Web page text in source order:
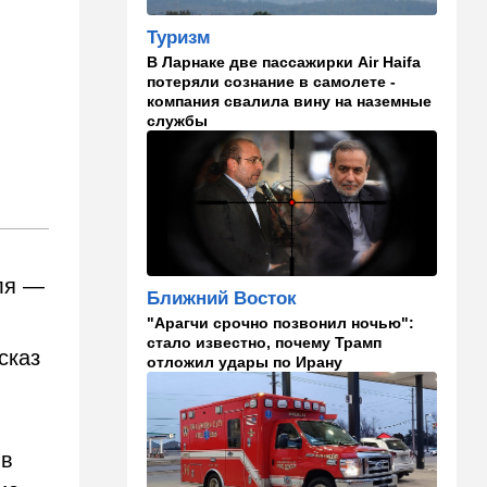
—
в "Мосаде"
00:07 Израиль
Стало известно, кому
принадлежит тело,
найденное в районе Петах-
Тиквы
Общество
Помогите найти: пропала
Эльмира из Рамат-Гана
23:35 Мнения
Безо всяких табу
22:20 Израиль
Проживающий в России
израильтянин прямо с
самолета угодил в ШАБАК
21:48 Израиль
"Сумасшедшие рулят
Туризм
В Ларнаке две пассажирки Air Haifa
потеряли сознание в самолете -
компания свалила вину на наземные
службы
Ближний Восток
"Арагчи срочно позвонил ночью":
стало известно, почему Трамп
отложил удары по Ирану